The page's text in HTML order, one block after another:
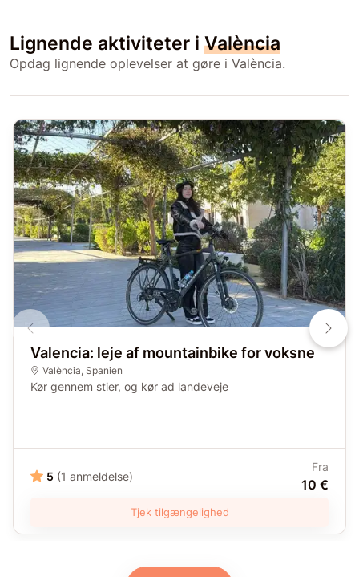
Lignende aktiviteter i València
Opdag lignende oplevelser at gøre i València.
Valencia: leje af mountainbike for voksne
València Spanien
Kør gennem stier, og kør ad landeveje
5 (1 anmeldelse)
Fra
10 €
Tjek tilgængelighed